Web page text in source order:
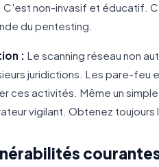
C'est non-invasif et éducatif.
du pentesting.
: Le scanning réseau non
juridictions. Les pare-feu
ces activités. Même un
vigilant. Obtenez toujours